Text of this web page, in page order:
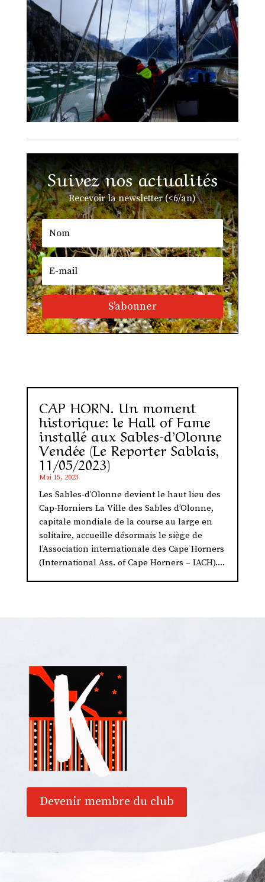
Suivez nos actualités
Recevoir la newsletter (<6/an)
S'abonner
CAP HORN. Un moment
historique: le Hall of Fame
installé aux Sables-d’Olonne
Vendée (Le Reporter Sablais,
11/05/2023)
Mai 15, 2023
Les Sables-d’Olonne devient le haut lieu des
Cap-Horniers La Ville des Sables d’Olonne,
capitale mondiale de la course au large en
solitaire, accueille désormais le siège de
l’Association internationale des Cape Horners
(International Ass. of Cape Horners – IACH)....
Devenir membre du club